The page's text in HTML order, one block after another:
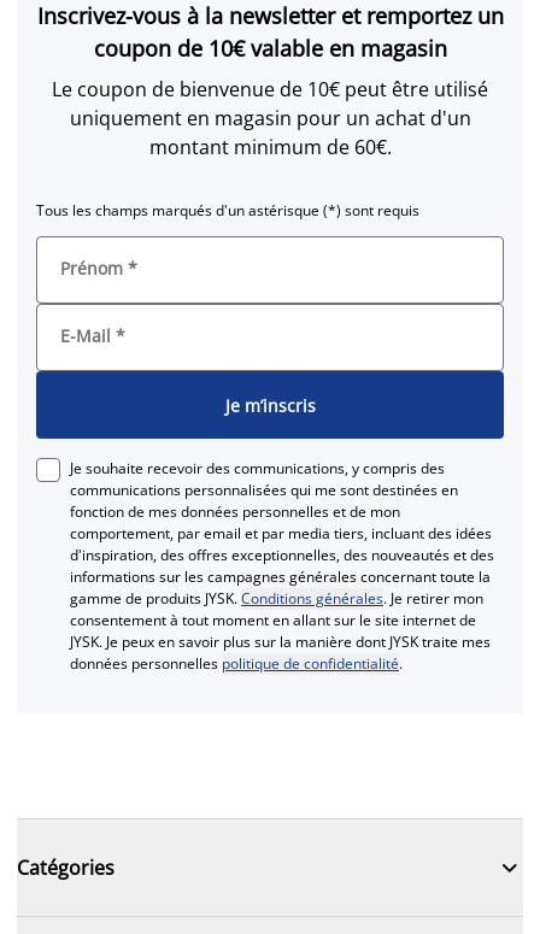
Inscrivez-vous à la newsletter et remportez un
coupon de 10€ valable en magasin
Le coupon de bienvenue de 10€ peut être utilisé
uniquement en magasin pour un achat d'un
montant minimum de 60€.
Tous les champs marqués d'un astérisque (*) sont requis
Prénom *
E-Mail *
Je m’inscris
Je souhaite recevoir des communications, y compris des
communications personnalisées qui me sont destinées en
fonction de mes données personnelles et de mon
comportement, par email et par media tiers, incluant des idées
d'inspiration, des offres exceptionnelles, des nouveautés et des
informations sur les campagnes générales concernant toute la
gamme de produits JYSK.Conditions générales. Je retirer mon
consentement à tout moment en allant sur le site internet de
JYSK. Je peux en savoir plus sur la manière dont JYSK traite mes
données personnelles politique de confidentialité.
Catégories 